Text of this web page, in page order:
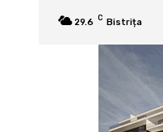
29.6 C Bistrița